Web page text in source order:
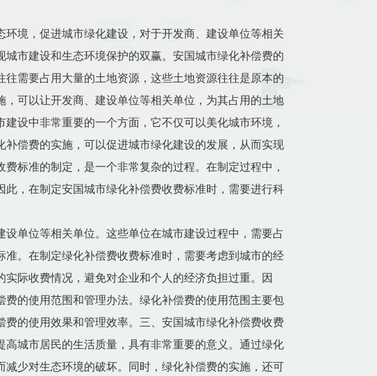
境，促进城市绿化建设，对于开发商、建设单位等相关
市建设和生态环境保护的双赢。安国城市绿化补偿费的
需要占用大量的土地资源，这些土地资源往往是原本的
可以让开发商、建设单位等相关单位，为其占用的土地
设中非常重要的一个方面，它不仅可以美化城市环境，
偿费的实施，可以促进城市绿化建设的发展，从而实现
标准的制定，是一个非常复杂的过程。在制定过程中，
，在制定安国城市绿化补偿费收费标准时，需要进行科
单位等相关单位。这些单位在城市建设过程中，需要占
。在制定绿化补偿费收费标准时，需要考虑到城市的经
际收费情况，避免对企业和个人的经济负担过重。因
的使用范围和管理办法。绿化补偿费的使用范围主要包
的使用效果和管理效率。三、安国城市绿化补偿费收费
城市居民的生活质量，具有非常重要的意义。通过绿化
少对生态环境的破坏。同时，绿化补偿费的实施，还可